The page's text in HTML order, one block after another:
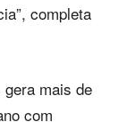
completa
mais de
com